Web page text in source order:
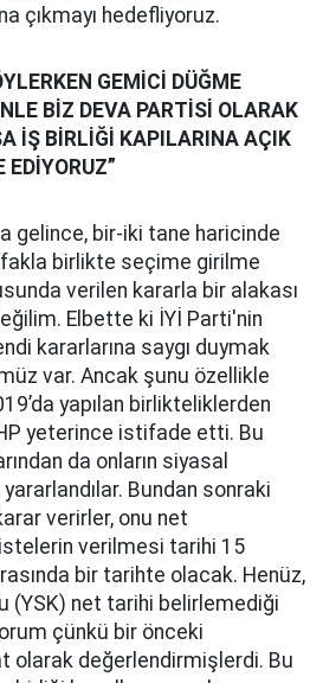
çıkmayı hedefliyoruz.
GEMİCİ DÜĞME
BİZ DEVA PARTİSİ OLARAK
İŞ BİRLİĞİ KAPILARINA AÇIK
EDİYORUZ”
gelince, bir-iki tane haricinde
birlikte seçime girilme
verilen kararla bir alakası
Elbette ki İYİ Parti'nin
kararlarına saygı duymak
var. Ancak şunu özellikle
yapılan birlikteliklerden
yeterince istifade etti. Bu
da onların siyasal
Bundan sonraki
verirler, onu net
verilmesi tarihi 15
bir tarihte olacak. Henüz,
(YSK) net tarihi belirlemediği
çünkü bir önceki
olarak değerlendirmişlerdi. Bu